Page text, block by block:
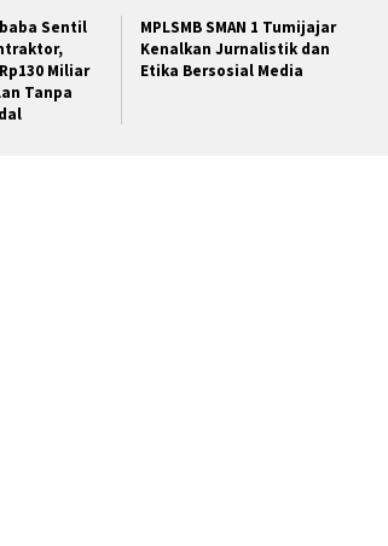
Sentil
Miliar
Tanpa
MPLSMB SMAN 1 Tumijajar
Kenalkan Jurnalistik dan
Etika Bersosial Media